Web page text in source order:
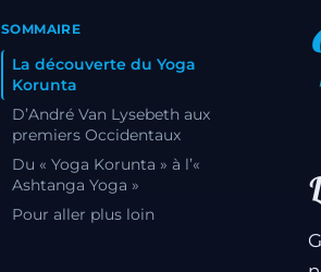
SOMMAIRE
La découverte du Yoga
Korunta
D’André Van Lysebeth aux
premiers Occidentaux
Du « Yoga Korunta » à l’«
Ashtanga Yoga »
Pour aller plus loin